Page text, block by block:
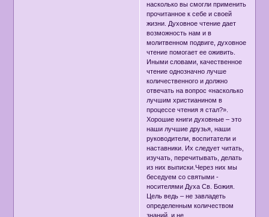
насколько вы смогли применить
прочитанное к себе и своей
жизни. Духовное чтение дает
возможность нам и в
молитвенном подвиге, духовное
чтение помогает ее оживить.
Иными словами, качественное
чтение однозначно лучше
количественного и должно
отвечать на вопрос «насколько
лучшим христианином в
процессе чтения я стал?».
Хорошие книги духовные – это
наши лучшие друзья, наши
руководители, воспитатели и
наставники. Их следует читать,
изучать, перечитывать, делать
из них выписки.Через ниx мы
беседуем со святыми -
носителями Духа Св. Божия.
Цель ведь – не завладеть
определенным количеством
знаний, и не